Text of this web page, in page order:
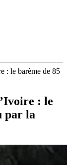
: le barème de 85
: le
par la